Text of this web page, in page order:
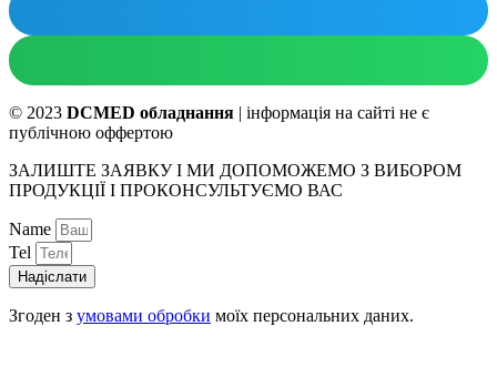
© 2023 DCMED обладнання | інформація на сайті не є
публічною оффертою
ЗАЛИШТЕ ЗАЯВКУ І МИ ДОПОМОЖЕМО З ВИБОРОМ
ПРОДУКЦІЇ І ПРОКОНСУЛЬТУЄМО ВАС
Name
Tel
Надіслати
Згоден з умовами обробки моїх персональних даних.